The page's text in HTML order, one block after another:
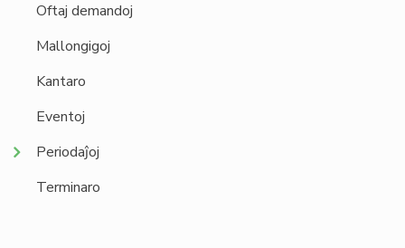
Oftaj demandoj
Mallongigoj
Kantaro
Eventoj
Periodaĵoj
Terminaro